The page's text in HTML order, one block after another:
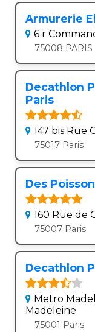
Armurerie
6 r
75008 PARIS
Decathlon
Paris
147 bis Rue
75017 Paris
Des
160 Rue de
75007 Paris
Decathlon
Metro
Madeleine
75001 Paris